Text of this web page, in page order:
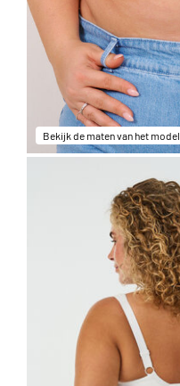
Bekijk de maten van het model